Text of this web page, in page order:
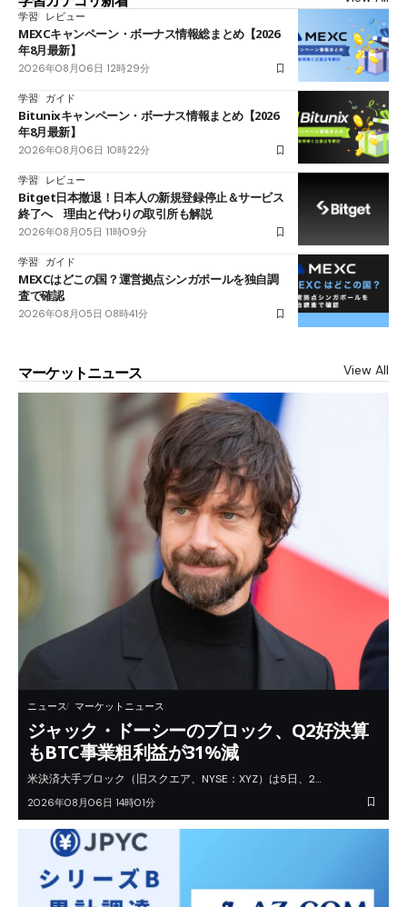
学習 レビュー
MEXCキャンペーン・ボーナス情報総まとめ【2026
年8月最新】
2026年08月06日 12時29分
学習 ガイド
Bitunixキャンペーン・ボーナス情報まとめ【2026
年8月最新】
2026年08月06日 10時22分
学習 レビュー
Bitget日本撤退！日本人の新規登録停止＆サービス
終了へ 理由と代わりの取引所も解説
2026年08月05日 11時09分
学習 ガイド
MEXCはどこの国？運営拠点シンガポールを独自調
査で確認
2026年08月05日 08時41分
マーケットニュース View All
ニュース マーケットニュース
ジャック・ドーシーのブロック、Q2好決算
もBTC事業粗利益が31%減
米決済大手ブロック（旧スクエア、NYSE：XYZ）は5日、2…
2026年08月06日 14時01分